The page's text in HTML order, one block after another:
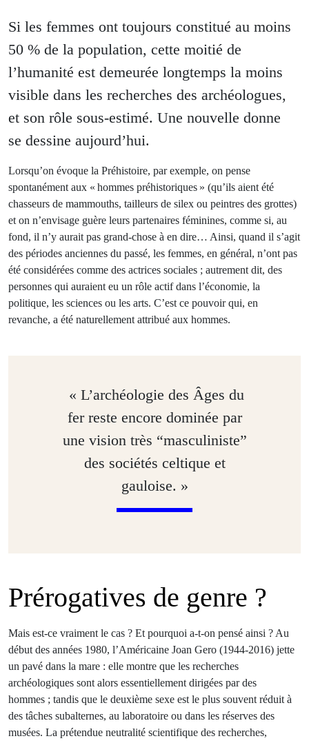
Si les femmes ont toujours constitué au moins
50 % de la population, cette moitié de
l’humanité est demeurée longtemps la moins
visible dans les recherches des archéologues,
et son rôle sous-estimé. Une nouvelle donne
se dessine aujourd’hui.
Lorsqu’on évoque la Préhistoire, par exemple, on pense
spontanément aux « hommes préhistoriques » (qu’ils aient été
chasseurs de mammouths, tailleurs de silex ou peintres des grottes)
et on n’envisage guère leurs partenaires féminines, comme si, au
fond, il n’y aurait pas grand-chose à en dire… Ainsi, quand il s’agit
des périodes anciennes du passé, les femmes, en général, n’ont pas
été considérées comme des actrices sociales ; autrement dit, des
personnes qui auraient eu un rôle actif dans l’économie, la
politique, les sciences ou les arts. C’est ce pouvoir qui, en
revanche, a été naturellement attribué aux hommes.
« L’archéologie des Âges du
fer reste encore dominée par
une vision très “masculiniste”
des sociétés celtique et
gauloise. »
Prérogatives de genre ?
Mais est-ce vraiment le cas ? Et pourquoi a-t-on pensé ainsi ? Au
début des années 1980, l’Américaine Joan Gero (1944-2016) jette
un pavé dans la mare : elle montre que les recherches
archéologiques sont alors essentiellement dirigées par des
hommes ; tandis que le deuxième sexe est le plus souvent réduit à
des tâches subalternes, au laboratoire ou dans les réserves des
musées. La prétendue neutralité scientifique des recherches,